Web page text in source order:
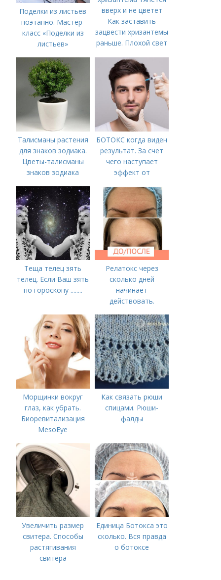
Поделки из листьев
поэтапно. Мастер-
класс «Поделки из
листьев»
Как заставить
зацвести хризантемы
раньше. Плохой свет
питательных
веществ: почему
хризантема тянется
вверх и не цветет
Талисманы растения
для знаков зодиака.
Цветы-талисманы
знаков зодиака
БОТОКС когда виден
результат. За счет
чего наступает
эффект от
Теща телец зять
телец. Если Ваш зять
по гороскопу ........
Релатокс через
сколько дней
начинает
действовать.
«Ботоксом»
Морщинки вокруг
глаз, как убрать.
Биоревитализация
MesoEye
Как связать рюши
спицами. Рюши-
фалды
Увеличить размер
свитера. Способы
растягивания
свитера
Единица Ботокса это
сколько. Вся правда
о ботоксе